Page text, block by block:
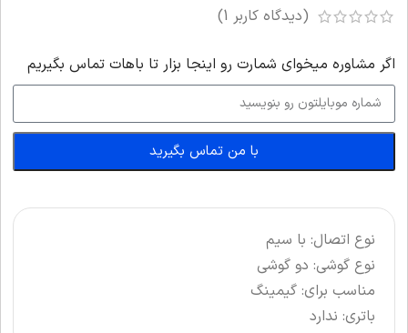
(دیدگاه کاربر 1
)
اگر‌ مشاوره میخوای شمارت رو اینجا بزار تا باهات تماس بگیریم
با من تماس بگیرید
نوع اتصال: با سیم
نوع گوشی: دو گوشی
مناسب برای: گیمینگ
باتری: ندارد